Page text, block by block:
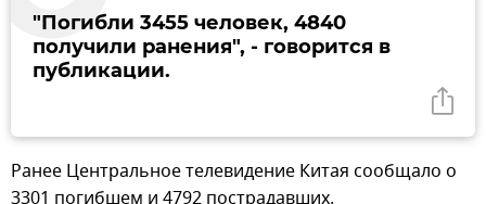
"Погибли 3455 человек, 4840
получили ранения", - говорится в
публикации.
Ранее Центральное телевидение Китая сообщало о
3301 погибшем и 4792 пострадавших.